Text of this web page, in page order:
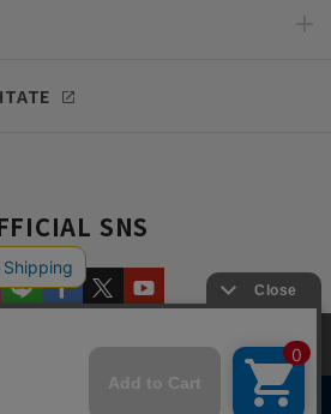
SNS
験とコンテンツ改善のためにCookieを使用
とで、Cookieの使用に同意したものとみな